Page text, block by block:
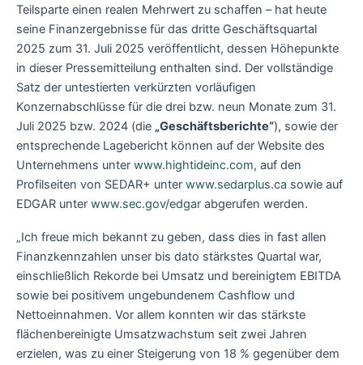
Teilsparte einen realen Mehrwert zu schaffen – hat heute
seine Finanzergebnisse für das dritte Geschäftsquartal
2025 zum 31. Juli 2025 veröffentlicht, dessen Höhepunkte
in dieser Pressemitteilung enthalten sind. Der vollständige
Satz der untestierten verkürzten vorläufigen
Konzernabschlüsse für die drei bzw. neun Monate zum 31.
Juli 2025 bzw. 2024 (die „Geschäftsberichte“), sowie der
entsprechende Lagebericht können auf der Website des
Unternehmens unter www.hightideinc.com, auf den
Profilseiten von SEDAR+ unter www.sedarplus.ca sowie auf
EDGAR unter www.sec.gov/edgar abgerufen werden.
„Ich freue mich bekannt zu geben, dass dies in fast allen
Finanzkennzahlen unser bis dato stärkstes Quartal war,
einschließlich Rekorde bei Umsatz und bereinigtem EBITDA
sowie bei positivem ungebundenem Cashflow und
Nettoeinnahmen. Vor allem konnten wir das stärkste
flächenbereinigte Umsatzwachstum seit zwei Jahren
erzielen, was zu einer Steigerung von 18 % gegenüber dem